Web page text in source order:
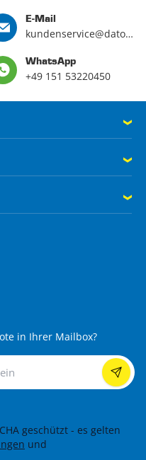
E-Mail
kundenservice@datona.de
WhatsApp
+49 151 53220450
in Ihrer Mailbox?
geschützt - es gelten
und